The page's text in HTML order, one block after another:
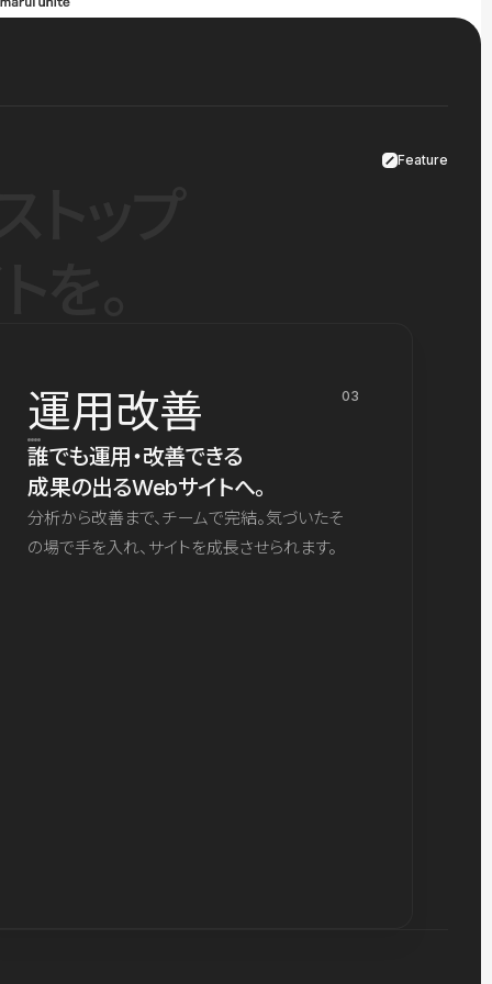
Feature
運用改善 03
誰でも運用・改善できる
成果の出るWebサイトへ。
分析から改善まで、チームで完結。気づいたそ
の場で手を入れ、サイトを成長させられます。